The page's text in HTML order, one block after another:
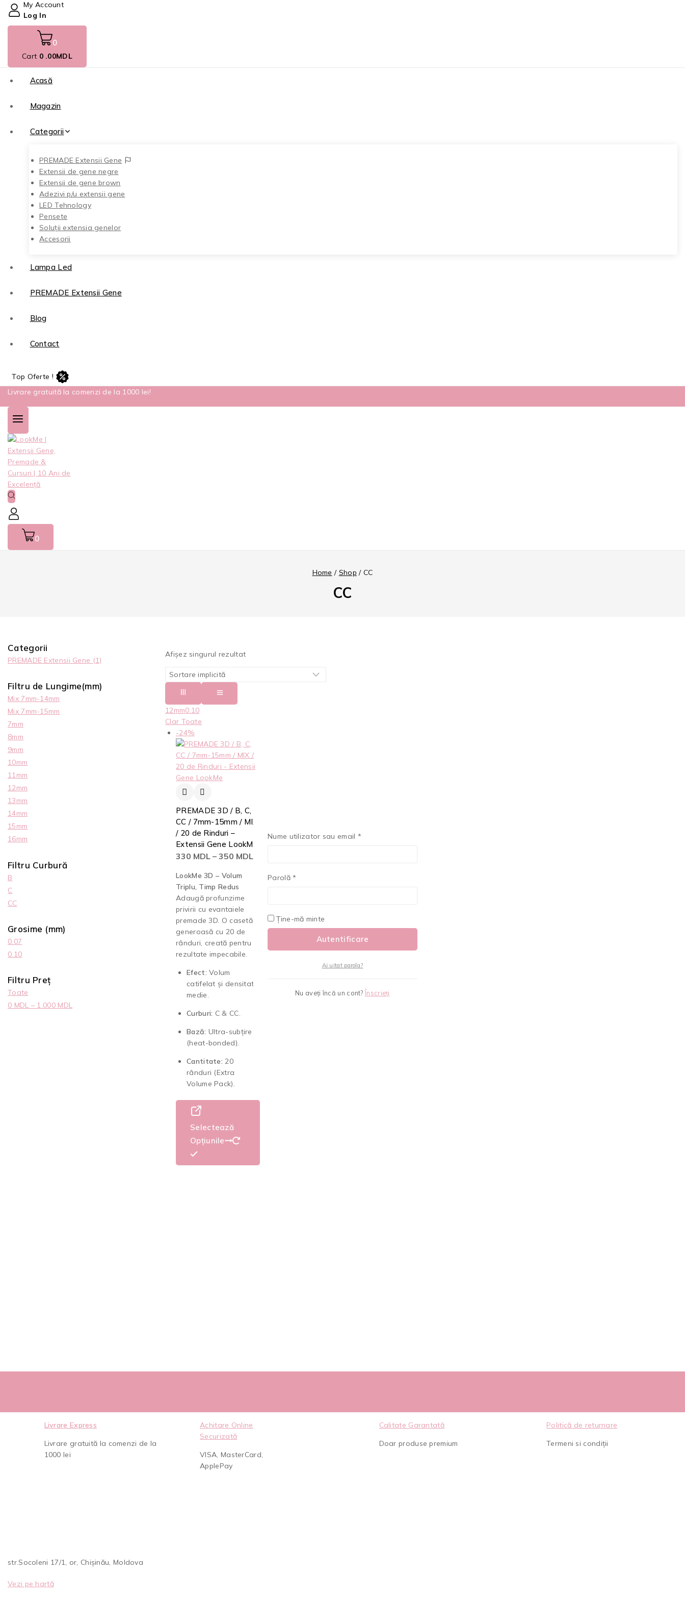
My Account
Log In
0
Cart 0 .00MDL
Acasă
Magazin
Categorii
PREMADE Extensii Gene
Extensii de gene negre
Extensii de gene brown
Adezivi p/u extensii gene
LED Tehnology
Pensete
Soluții extensia genelor
Accesorii
Lampa Led
PREMADE Extensii Gene
Blog
Contact
Top Oferte !
Livrare gratuită la comenzi de la 1000 lei!
0
Home / Shop / CC
CC
Afișez singurul rezultat
12mm0.10
Clar Toate
-24%
PREMADE 3D / B, C,
CC / 7mm-15mm / MIX
/ 20 de Rinduri –
Extensii Gene LookMe
330 MDL – 350 MDL
LookMe 3D – Volum
Triplu, Timp Redus
Adaugă profunzime
privirii cu evantaiele
premade 3D. O casetă
generoasă cu 20 de
rânduri, creată pentru
rezultate impecabile.
Efect: Volum
catifelat și densitate
medie.
Curburi: C & CC.
Bază: Ultra-subțire
(heat-bonded).
Cantitate: 20
rânduri (Extra
Volume Pack).
Selectează
Opțiunile
Categorii
PREMADE Extensii Gene (1)
Filtru de Lungime(mm)
Mix 7mm-14mm
Mix 7mm-15mm
7mm
8mm
9mm
10mm
11mm
12mm
13mm
14mm
15mm
16mm
Filtru Curbură
B
C
CC
Grosime (mm)
0.07
0.10
Filtru Preț
Toate
0 MDL – 1.000 MDL
Livrare Express
Livrare gratuită la comenzi de la
1000 lei
Achitare Online
Securizată
VISA, MasterCard,
ApplePay
Calitate Garantată
Doar produse premium
Politică de returnare
Termeni si condiții
str.Socoleni 17/1, or, Chișinău, Moldova
Vezi pe hartă
Nume utilizator sau email *
Parolă*
Ține-mă minte
Autentificare
Ai uitat parola?
Nu aveți încă un cont? Înscrieți